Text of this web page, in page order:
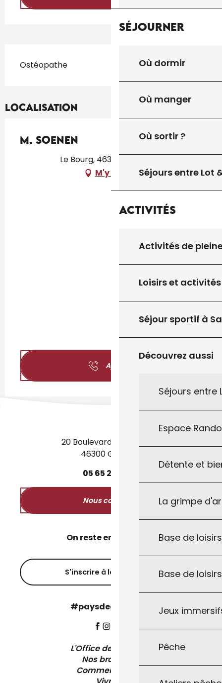
Séjourner
Où dormir
Où manger
Où sortir ?
Séjours entre Lot
Activités
Activités de
Loisirs et activités
Séjour sportif à
Découvrez aussi
Séjours entre
Espace
Détente et
La grimpe
Base de
Base de
Jeux
Pêche
Ostéopathe
Localisation
M. Soenen
Le Bourg, 46300 Payrignac
M'y rendre
Appeler
20 Boulevard des Martyrs
46300 Gourdon
05 65 27
Nous contacter
On reste en contact ?
S'inscrire à la newsletter
#paysdegourdon !
L'Office de Tourisme
Nos brochures
Comment venir ?